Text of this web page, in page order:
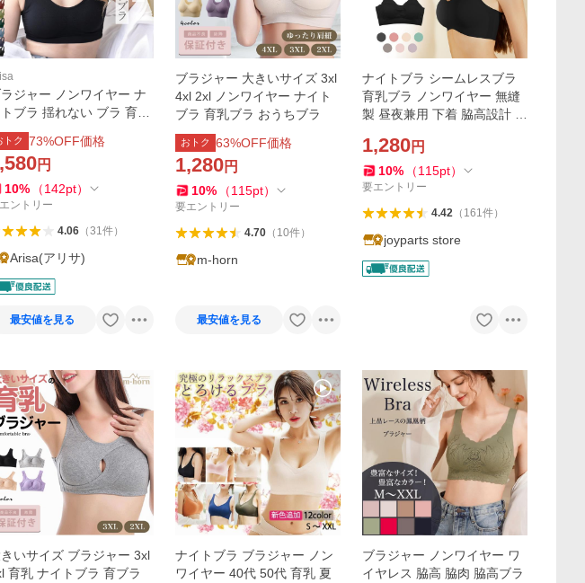
ジャー ノンワイヤー ナ
ブラ 揺れない ブラ 育乳
ブラ 大きいサイズ 小胸
バストケア 谷間 大きい
ズ 夜 20代 30代 40代 50
アリサ
トク 73%OFF価格
円
10% （142pt）
ントリー
4.06（31件）
Arisa(アリサ)
最安値を見る
ブラジャー 大きいサイズ 3xl
4xl 2xl ノンワイヤー ナイト
ブラ 育乳ブラ おうちブラ
おトク 63%OFF価格
1,280円
10% （115pt）
要エントリー
4.70（ 10件）
m-horn
最安値を見る
ナイトブラ シームレスブラ
育乳ブラ ノンワイヤー 無縫
製 昼夜兼用 下着 脇高設計 締
すみブラ 快適 リラックス 産
後 楽
1,280円
10% （115pt）
要エントリー
4.42（ 161件）
joyparts store
いサイズ ブラジャー 3xl
育乳 ナイトブラ 育ブラ
ナイトブラ ブラジャー ノン
ワイヤー 40代 50代 育乳 夏
ブラジャー ノンワイヤー ワ
イヤレス 脇高 脇肉 脇高ブラ